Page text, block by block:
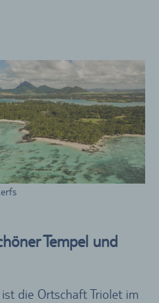
Tempel und
die Ortschaft Triolet im